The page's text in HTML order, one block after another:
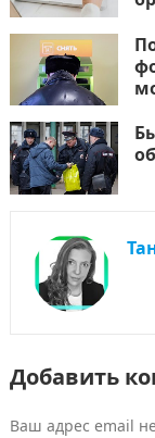
Добавить
Ваш адрес email